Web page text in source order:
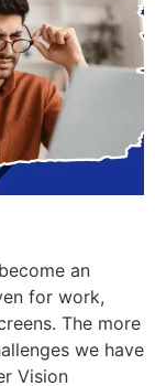
an
for work,
The more
we have
Vision